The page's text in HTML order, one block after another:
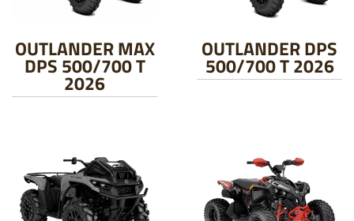
OUTLANDER MAX
DPS 500/700 T
2026
OUTLANDER DPS
500/700 T 2026